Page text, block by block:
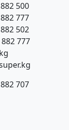
500
777
502
777
707